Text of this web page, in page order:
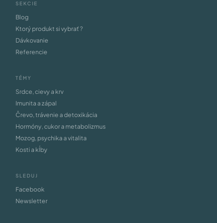
SEKCIE
Blog
Ktorý produkt si vybrať ?
Dávkovanie
Referencie
TÉMY
Srdce, cievy a krv
Imunita a zápal
Črevo, trávenie a detoxikácia
Hormóny, cukor a metabolizmus
Mozog, psychika a vitalita
Kosti a kĺby
SLEDUJ
Facebook
Newsletter